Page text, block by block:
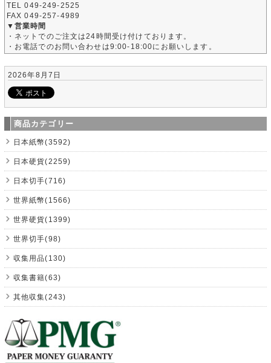
TEL 049-249-2525
FAX 049-257-4989
▼営業時間
・ネットでのご注文は24時間受け付けております。
・お電話でのお問い合わせは9:00-18:00にお願いします。
2026年8月7日
商品カテゴリー
日本紙幣(3592)
日本硬貨(2259)
日本切手(716)
世界紙幣(1566)
世界硬貨(1399)
世界切手(98)
収集用品(130)
収集書籍(63)
其他収集(243)